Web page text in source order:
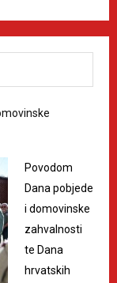
Povodom
Dana pobjede
i domovinske
zahvalnosti
te Dana
hrvatskih